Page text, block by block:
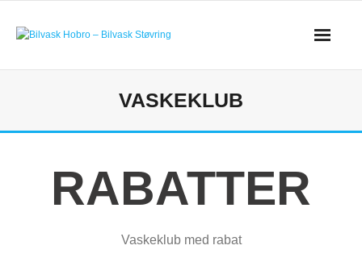
VASKEKLUB
RABATTER
Vaskeklub med rabat